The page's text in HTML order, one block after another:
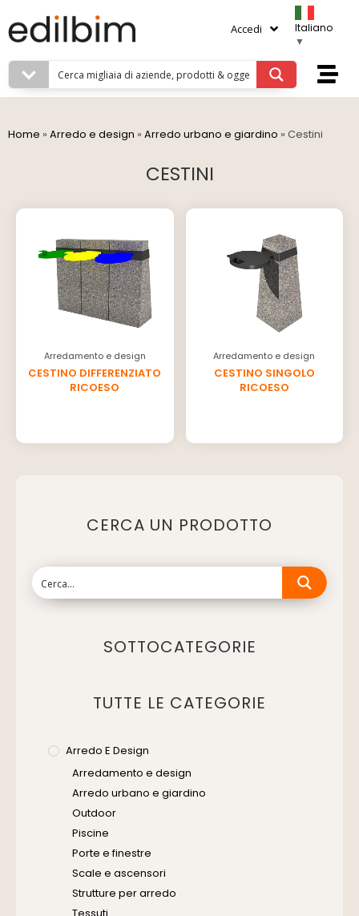
Accedi
Italiano
▼
Home » Arredo e design » Arredo urbano e giardino » Cestini
CESTINI
Arredamento e design
CESTINO DIFFERENZIATO
RICOESO
Arredamento e design
CESTINO SINGOLO
RICOESO
CERCA UN PRODOTTO
SOTTOCATEGORIE
TUTTE LE CATEGORIE
Arredo E Design
Arredamento e design
Arredo urbano e giardino
Outdoor
Piscine
Porte e finestre
Scale e ascensori
Strutture per arredo